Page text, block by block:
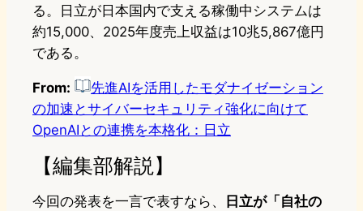
る。日立が日本国内で支える稼働中システムは
約15,000、2025年度売上収益は10兆5,867億円
である。
From:
先進AIを活用したモダナイゼーション
の加速とサイバーセキュリティ強化に向けて
OpenAIとの連携を本格化：日立
【編集部解説】
今回の発表を一言で表すなら、
日立が「自社の